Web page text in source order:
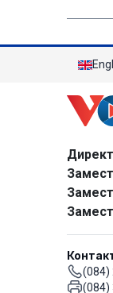
(084)
(084)